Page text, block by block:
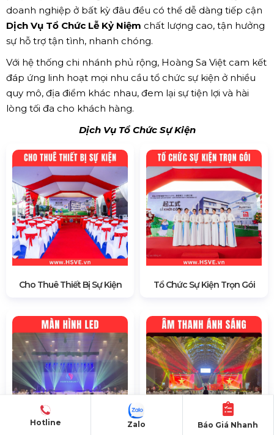
doanh nghiệp ở bất kỳ đâu đều có thể dễ dàng tiếp cận
Dịch Vụ Tổ Chức Lễ Kỷ Niệm chất lượng cao, tận hưởng
sự hỗ trợ tận tình, nhanh chóng.
Với hệ thống chi nhánh phủ rộng, Hoàng Sa Việt cam kết
đáp ứng linh hoạt mọi nhu cầu tổ chức sự kiện ở nhiều
quy mô, địa điểm khác nhau, đem lại sự tiện lợi và hài
lòng tối đa cho khách hàng.
Dịch Vụ Tổ Chức Sự Kiện
Cho Thuê Thiết Bị Sự Kiện Tổ Chức Sự Kiện Trọn Gói
Hotline Báo Giá Nhanh
Zalo